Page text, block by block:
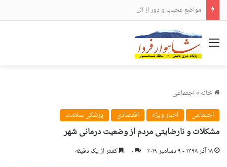
مواضع عجیب و دور از انتظار علی لاریجانی
منو
خانه»اجتماعی
اجتماعی
اخبار ویژه اقتصادی پزشکی سلامت
مشکلات و نارضایتی مردم از وضعیت درمانی شهر
۱۸ آذر ۱۳۹۸ - ۹ دسامبر ۲۰۱۹ ۰ کمتر از یک دقیقه